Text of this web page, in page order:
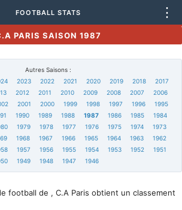
FOOTBALL STATS ⋮
PARIS SAISON 1987
Autres Saisons :
2023 2022 2021 2020 2019 2018
2017
2012 2011 2010 2009 2008 2007
2006
2001 2000 1999 1998 1997 1996
1995
1990 1989 1988 1987 1986 1985
1984
1979 1978 1977 1976 1975 1974
1973
1968 1967 1966 1965 1964 1963
1962
1957 1956 1955 1954 1953 1952
1951
1949 1948 1947 1946
football de , C.A Paris obtient un classement